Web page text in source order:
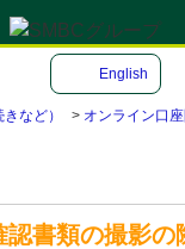
English
など） > オンライン口
書類の撮影